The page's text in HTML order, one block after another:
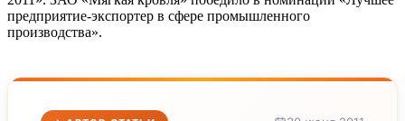
предприятие-экспортер в сфере промышленного
производства».